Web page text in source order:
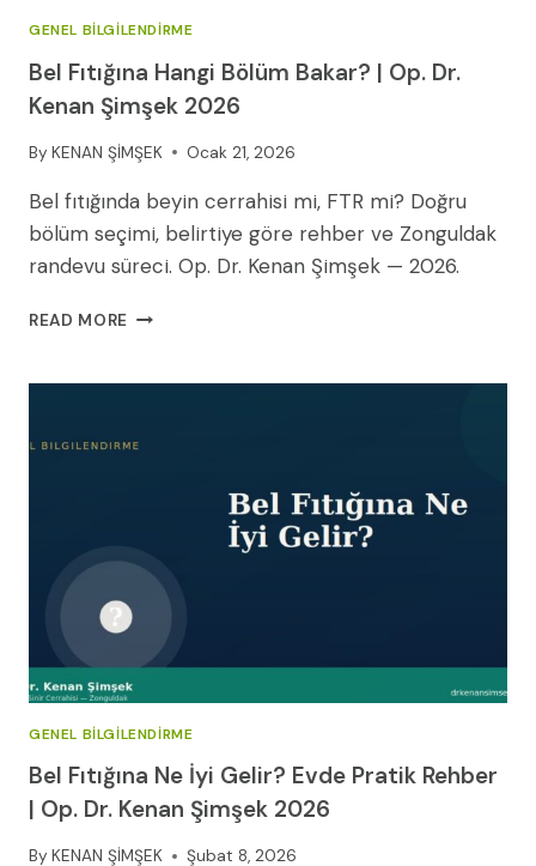
GENEL BILGILENDIRME
Bel Fıtığına Hangi Bölüm Bakar? | Op. Dr.
Kenan Şimşek 2026
By KENAN ŞİMŞEK Ocak 21, 2026
Bel fıtığında beyin cerrahisi mi, FTR mi? Doğru
bölüm seçimi, belirtiye göre rehber ve Zonguldak
randevu süreci. Op. Dr. Kenan Şimşek — 2026.
READ MORE BEL
BÖLÜM
|
2026
GENEL BILGILENDIRME
Bel Fıtığına Ne İyi Gelir? Evde Pratik Rehber
| Op. Dr. Kenan Şimşek 2026
By KENAN ŞİMŞEK Şubat 8, 2026